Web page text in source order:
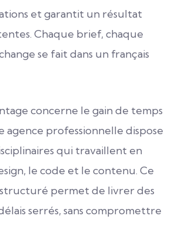
et garantit un résultat
Chaque brief, chaque
se fait dans un français
concerne le gain de temps
agence professionnelle dispose
qui travaillent en
le code et le contenu. Ce
permet de livrer des
serrés, sans compromettre